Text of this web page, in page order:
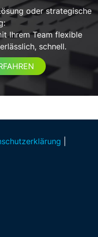
oder strategische
Ihrem Team flexible
schnell.